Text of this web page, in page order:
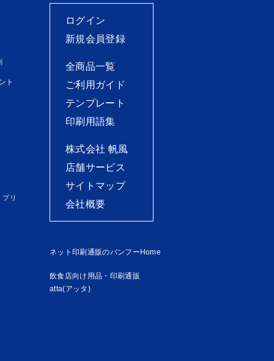
ト
リ
ログイン
新規会員登録
全商品一覧
ご利用ガイド
テンプレート
印刷用語集
株式会社 帆風
店舗サービス
サイトマップ
会社概要
ネット印刷通販のバンフーHome
飲食店向け用品・印刷通販
atta(アッタ)